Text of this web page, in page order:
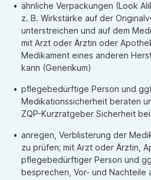
ähnliche Verpackungen (Look
z. B. Wirkstärke auf der
unterstreichen und auf dem
mit Arzt oder Ärztin oder
Medikament eines anderen
kann (Generikum)
pflegebedürftige Person und
Medikationssicherheit beraten
ZQP-Kurzratgeber Sicherheit
anregen, Verblisterung der
zu prüfen; mit Arzt oder Ärztin,
pflegebedürftiger Person und
besprechen, Vor- und Nachteile